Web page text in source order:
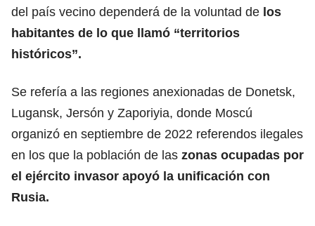
del país vecino dependerá de la voluntad de los
habitantes de lo que llamó “territorios
históricos”.
Se refería a las regiones anexionadas de Donetsk,
Lugansk, Jersón y Zaporiyia, donde Moscú
organizó en septiembre de 2022 referendos ilegales
en los que la población de las zonas ocupadas por
el ejército invasor apoyó la unificación con
Rusia.